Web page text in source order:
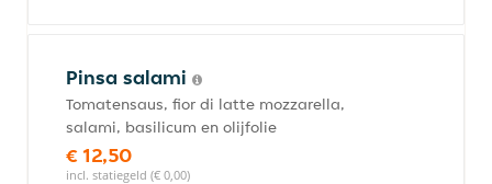
Pinsa salami
Tomatensaus, fior di latte mozzarella,
salami, basilicum en olijfolie
€ 12,50
incl. statiegeld (€ 0,00)